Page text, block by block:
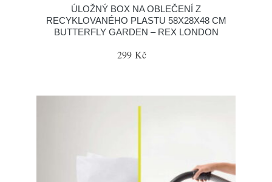
ÚLOŽNÝ BOX NA OBLEČENÍ Z
RECYKLOVANÉHO PLASTU 58X28X48 CM
BUTTERFLY GARDEN – REX LONDON
299 Kč